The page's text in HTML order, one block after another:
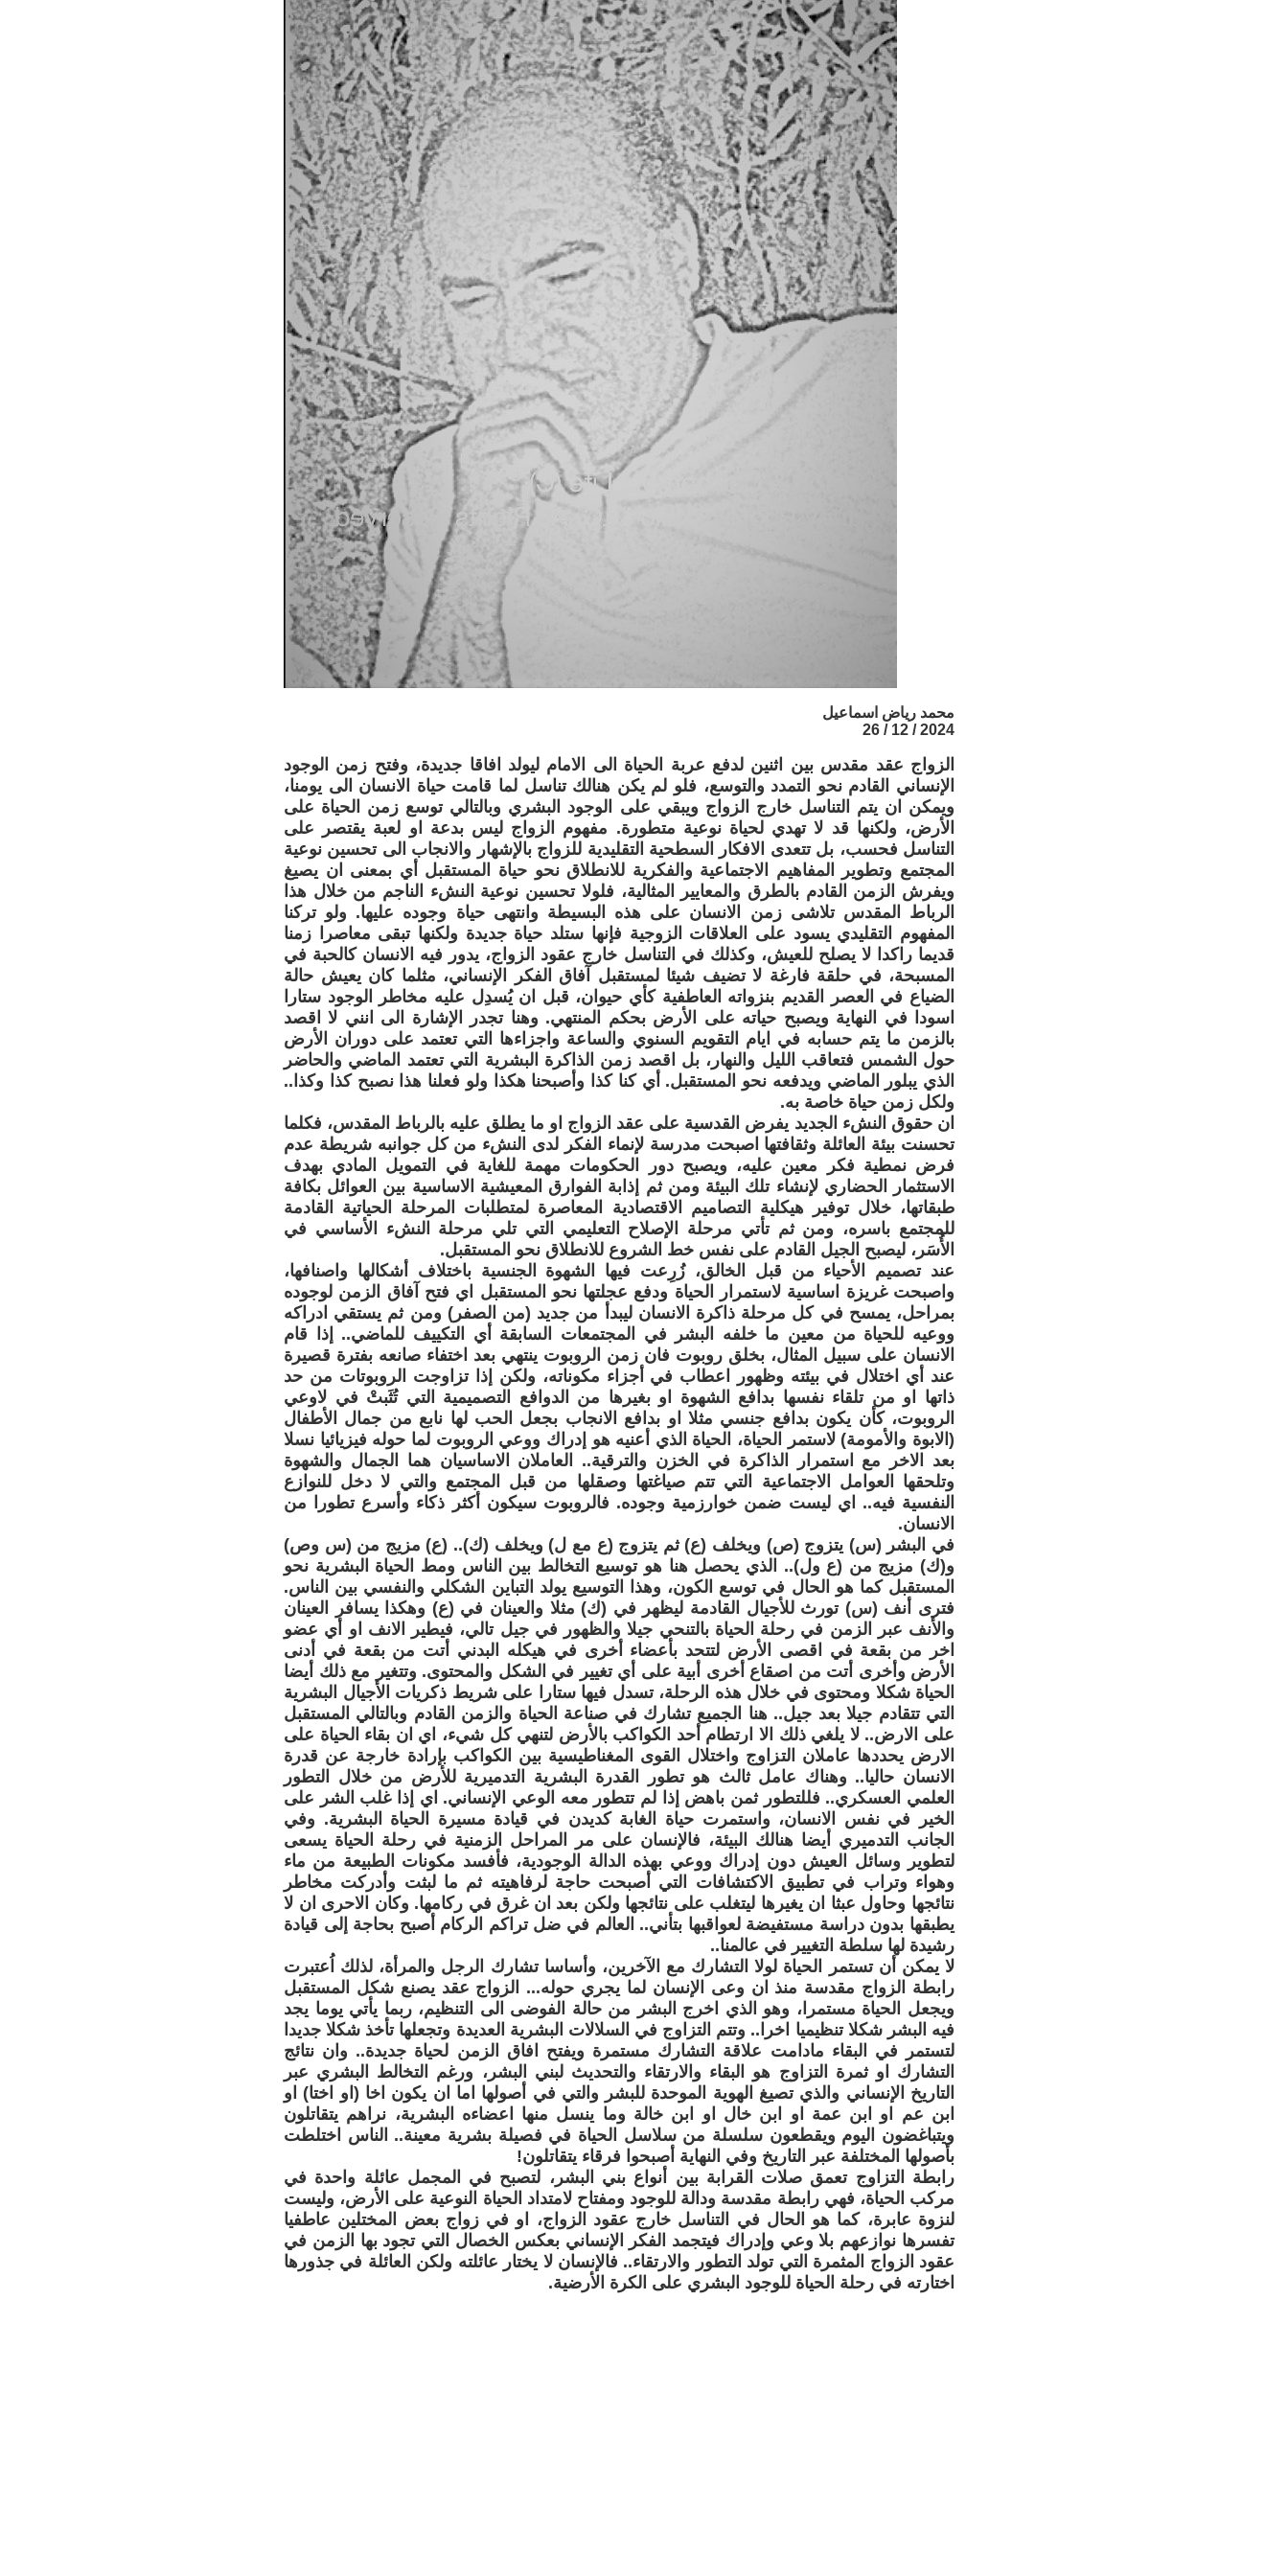
محمد رياض اسماعيل
2024 / 12 / 26
الزواج عقد مقدس بين اثنين لدفع عربة الحياة الى الامام ليولد افاقا جديدة، وفتح زمن الوجود
الإنساني القادم نحو التمدد والتوسع، فلو لم يكن هنالك تناسل لما قامت حياة الانسان الى يومنا،
ويمكن ان يتم التناسل خارج الزواج ويبقي على الوجود البشري وبالتالي توسع زمن الحياة على
الأرض، ولكنها قد لا تهدي لحياة نوعية متطورة. مفهوم الزواج ليس بدعة او لعبة يقتصر على
التناسل فحسب، بل تتعدى الافكار السطحية التقليدية للزواج بالإشهار والانجاب الى تحسين نوعية
المجتمع وتطوير المفاهيم الاجتماعية والفكرية للانطلاق نحو حياة المستقبل أي بمعنى ان يصيغ
ويفرش الزمن القادم بالطرق والمعايير المثالية، فلولا تحسين نوعية النشء الناجم من خلال هذا
الرباط المقدس تلاشى زمن الانسان على هذه البسيطة وانتهى حياة وجوده عليها. ولو تركنا
المفهوم التقليدي يسود على العلاقات الزوجية فإنها ستلد حياة جديدة ولكنها تبقى معاصرا زمنا
قديما راكدا لا يصلح للعيش، وكذلك في التناسل خارج عقود الزواج، يدور فيه الانسان كالحبة في
المسبحة، في حلقة فارغة لا تضيف شيئا لمستقبل آفاق الفكر الإنساني، مثلما كان يعيش حالة
الضياع في العصر القديم بنزواته العاطفية كأي حيوان، قبل ان يُسدِل عليه مخاطر الوجود ستارا
اسودا في النهاية ويصبح حياته على الأرض بحكم المنتهي. وهنا تجدر الإشارة الى انني لا اقصد
بالزمن ما يتم حسابه في ايام التقويم السنوي والساعة واجزاءها التي تعتمد على دوران الأرض
حول الشمس فتعاقب الليل والنهار، بل اقصد زمن الذاكرة البشرية التي تعتمد الماضي والحاضر
الذي يبلور الماضي ويدفعه نحو المستقبل. أي كنا كذا وأصبحنا هكذا ولو فعلنا هذا نصبح كذا وكذا..
ولكل زمن حياة خاصة به.
ان حقوق النشء الجديد يفرض القدسية على عقد الزواج او ما يطلق عليه بالرباط المقدس، فكلما
تحسنت بيئة العائلة وثقافتها اصبحت مدرسة لإنماء الفكر لدى النشء من كل جوانبه شريطة عدم
فرض نمطية فكر معين عليه، ويصبح دور الحكومات مهمة للغاية في التمويل المادي بهدف
الاستثمار الحضاري لإنشاء تلك البيئة ومن ثم إذابة الفوارق المعيشية الاساسية بين العوائل بكافة
طبقاتها، خلال توفير هيكلية التصاميم الاقتصادية المعاصرة لمتطلبات المرحلة الحياتية القادمة
للمجتمع باسره، ومن ثم تأتي مرحلة الإصلاح التعليمي التي تلي مرحلة النشء الأساسي في
الأُسَر، ليصبح الجيل القادم على نفس خط الشروع للانطلاق نحو المستقبل.
عند تصميم الأحياء من قبل الخالق، زُرِعت فيها الشهوة الجنسية باختلاف أشكالها واصنافها،
واصبحت غريزة اساسية لاستمرار الحياة ودفع عجلتها نحو المستقبل اي فتح آفاق الزمن لوجوده
بمراحل، يمسح في كل مرحلة ذاكرة الانسان ليبدأ من جديد (من الصفر) ومن ثم يستقي ادراكه
ووعيه للحياة من معين ما خلفه البشر في المجتمعات السابقة أي التكييف للماضي.. إذا قام
الانسان على سبيل المثال، بخلق روبوت فان زمن الروبوت ينتهي بعد اختفاء صانعه بفترة قصيرة
عند أي اختلال في بيئته وظهور اعطاب في أجزاء مكوناته، ولكن إذا تزاوجت الروبوتات من حد
ذاتها او من تلقاء نفسها بدافع الشهوة او بغيرها من الدوافع التصميمية التي تُثَبتْ في لاوعي
الروبوت، كأن يكون بدافع جنسي مثلا او بدافع الانجاب بجعل الحب لها نابع من جمال الأطفال
(الابوة والأمومة) لاستمر الحياة، الحياة الذي أعنيه هو إدراك ووعي الروبوت لما حوله فيزيائيا نسلا
بعد الاخر مع استمرار الذاكرة في الخزن والترقية.. العاملان الاساسيان هما الجمال والشهوة
وتلحقها العوامل الاجتماعية التي تتم صياغتها وصقلها من قبل المجتمع والتي لا دخل للنوازع
النفسية فيه.. اي ليست ضمن خوارزمية وجوده. فالروبوت سيكون أكثر ذكاء وأسرع تطورا من
الانسان.
في البشر (س) يتزوج (ص) ويخلف (ع) ثم يتزوج (ع مع ل) ويخلف (ك).. (ع) مزيج من (س وص)
و(ك) مزيج من (ع ول).. الذي يحصل هنا هو توسيع التخالط بين الناس ومط الحياة البشرية نحو
المستقبل كما هو الحال في توسع الكون، وهذا التوسيع يولد التباين الشكلي والنفسي بين الناس.
فترى أنف (س) تورث للأجيال القادمة ليظهر في (ك) مثلا والعينان في (ع) وهكذا يسافر العينان
والأنف عبر الزمن في رحلة الحياة بالتنحي جيلا والظهور في جيل تالي، فيطير الانف او أي عضو
اخر من بقعة في اقصى الأرض لتتحد بأعضاء أخرى في هيكله البدني أتت من بقعة في أدنى
الأرض وأخرى أتت من اصقاع أخرى أبية على أي تغيير في الشكل والمحتوى. وتتغير مع ذلك أيضا
الحياة شكلا ومحتوى في خلال هذه الرحلة، تسدل فيها ستارا على شريط ذكريات الأجيال البشرية
التي تتقادم جيلا بعد جيل.. هنا الجميع تشارك في صناعة الحياة والزمن القادم وبالتالي المستقبل
على الارض.. لا يلغي ذلك الا ارتطام أحد الكواكب بالأرض لتنهي كل شيء، اي ان بقاء الحياة على
الارض يحددها عاملان التزاوج واختلال القوى المغناطيسية بين الكواكب بإرادة خارجة عن قدرة
الانسان حاليا.. وهناك عامل ثالث هو تطور القدرة البشرية التدميرية للأرض من خلال التطور
العلمي العسكري.. فللتطور ثمن باهض إذا لم تتطور معه الوعي الإنساني. اي إذا غلب الشر على
الخير في نفس الانسان، واستمرت حياة الغابة كديدن في قيادة مسيرة الحياة البشرية. وفي
الجانب التدميري أيضا هنالك البيئة، فالإنسان على مر المراحل الزمنية في رحلة الحياة يسعى
لتطوير وسائل العيش دون إدراك ووعي بهذه الدالة الوجودية، فأفسد مكونات الطبيعة من ماء
وهواء وتراب في تطبيق الاكتشافات التي أصبحت حاجة لرفاهيته ثم ما لبثت وأدركت مخاطر
نتائجها وحاول عبثا ان يغيرها ليتغلب على نتائجها ولكن بعد ان غرق في ركامها. وكان الاحرى ان لا
يطبقها بدون دراسة مستفيضة لعواقبها بتأني.. العالم في ضل تراكم الركام أصبح بحاجة إلى قيادة
رشيدة لها سلطة التغيير في عالمنا..
لا يمكن أن تستمر الحياة لولا التشارك مع الآخرين، وأساسا تشارك الرجل والمرأة، لذلك اُعتبرت
رابطة الزواج مقدسة منذ ان وعى الإنسان لما يجري حوله... الزواج عقد يصنع شكل المستقبل
ويجعل الحياة مستمرا، وهو الذي اخرج البشر من حالة الفوضى الى التنظيم، ربما يأتي يوما يجد
فيه البشر شكلا تنظيميا اخرا.. وتتم التزاوج في السلالات البشرية العديدة وتجعلها تأخذ شكلا جديدا
لتستمر في البقاء مادامت علاقة التشارك مستمرة ويفتح افاق الزمن لحياة جديدة.. وان نتائج
التشارك او ثمرة التزاوج هو البقاء والارتقاء والتحديث لبني البشر، ورغم التخالط البشري عبر
التاريخ الإنساني والذي تصيغ الهوية الموحدة للبشر والتي في أصولها اما ان يكون اخا (او اختا) او
ابن عم او ابن عمة او ابن خال او ابن خالة وما ينسل منها اعضاءه البشرية، نراهم يتقاتلون
ويتباغضون اليوم ويقطعون سلسلة من سلاسل الحياة في فصيلة بشرية معينة.. الناس اختلطت
بأصولها المختلفة عبر التاريخ وفي النهاية أصبحوا فرقاء يتقاتلون!
رابطة التزاوج تعمق صلات القرابة بين أنواع بني البشر، لتصبح في المجمل عائلة واحدة في
مركب الحياة، فهي رابطة مقدسة ودالة للوجود ومفتاح لامتداد الحياة النوعية على الأرض، وليست
لنزوة عابرة، كما هو الحال في التناسل خارج عقود الزواج، او في زواج بعض المختلين عاطفيا
تفسرها نوازعهم بلا وعي وإدراك فيتجمد الفكر الإنساني بعكس الخصال التي تجود بها الزمن في
عقود الزواج المثمرة التي تولد التطور والارتقاء.. فالإنسان لا يختار عائلته ولكن العائلة في جذورها
اختارته في رحلة الحياة للوجود البشري على الكرة الأرضية.